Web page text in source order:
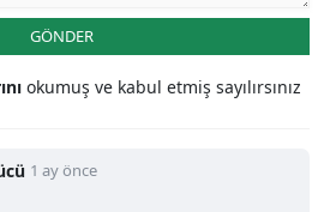
GÖNDER
okumuş ve kabul etmiş sayılırsınız
1 ay önce